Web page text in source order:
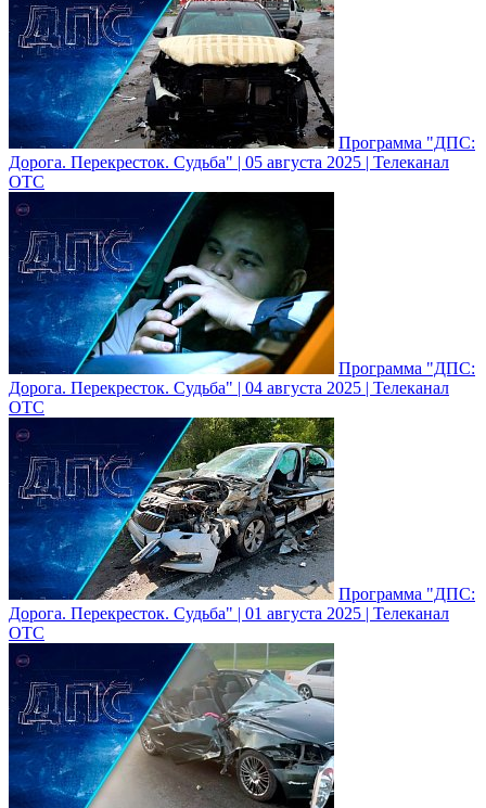
Программа "ДПС:
Дорога. Перекресток. Судьба" | 05 августа 2025 | Телеканал
ОТС
Программа "ДПС:
Дорога. Перекресток. Судьба" | 04 августа 2025 | Телеканал
ОТС
Программа "ДПС:
Дорога. Перекресток. Судьба" | 01 августа 2025 | Телеканал
ОТС